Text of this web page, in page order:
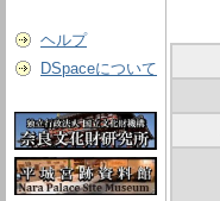
ヘルプ
DSpaceについて